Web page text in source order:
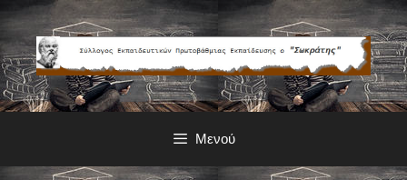
Μετάβαση
περιεχόμενο
Μενού